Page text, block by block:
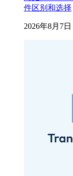
件区别和选择
2026年8月7日